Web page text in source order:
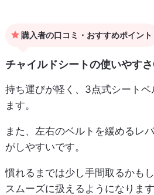
購入者の口コミ・おすすめポイント
チャイルドシートの使いやす
持ち運びが軽く、3点式シートベ
ます。
また、左右のベルトを緩めるレ
がしやすいです。
慣れるまでは少し手間取るかも
スムーズに扱えるようになります